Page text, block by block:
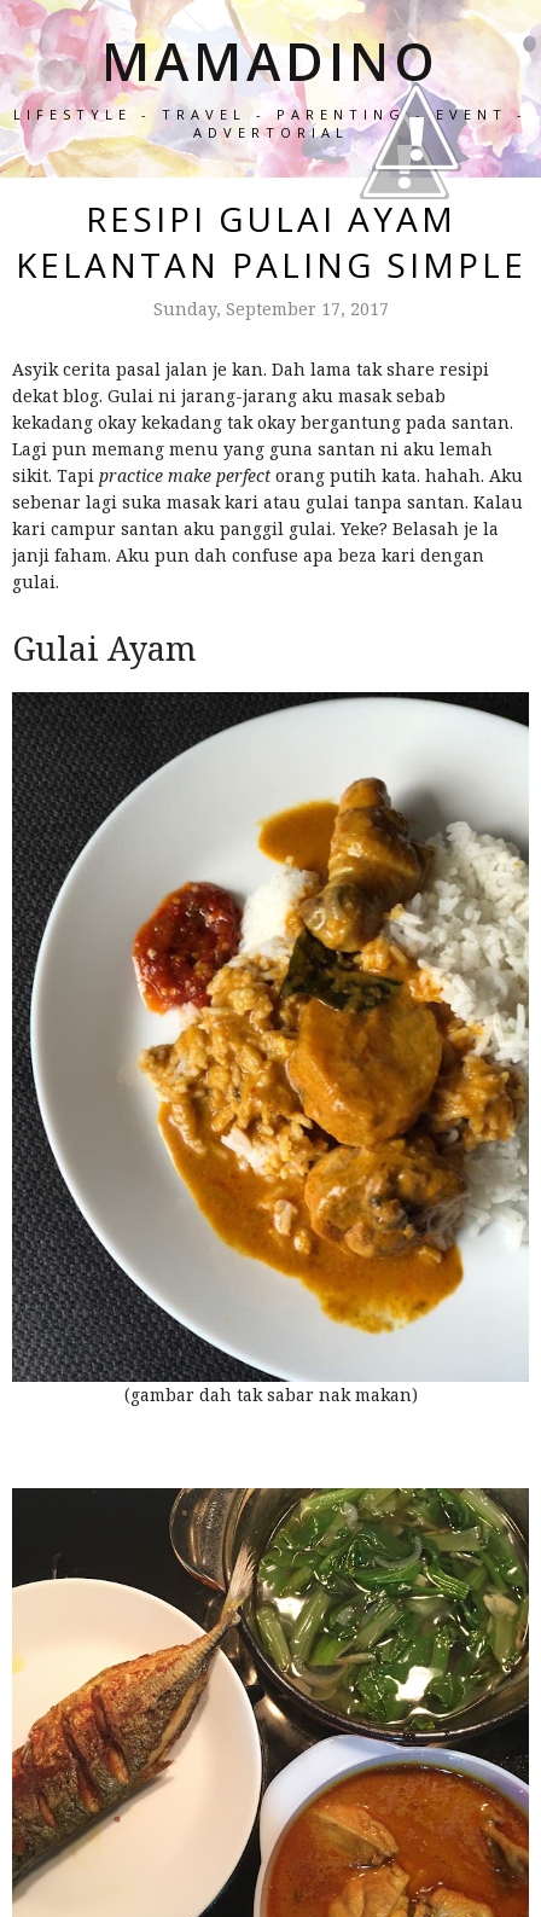
MAMADINO
LIFESTYLE - TRAVEL - PARENTING - EVENT -
ADVERTORIAL
RESIPI GULAI AYAM
KELANTAN PALING SIMPLE
Sunday, September 17, 2017
Asyik cerita pasal jalan je kan. Dah lama tak share resipi
dekat blog. Gulai ni jarang-jarang aku masak sebab
kekadang okay kekadang tak okay bergantung pada santan.
Lagi pun memang menu yang guna santan ni aku lemah
sikit. Tapi practice make perfect orang putih kata. hahah. Aku
sebenar lagi suka masak kari atau gulai tanpa santan. Kalau
kari campur santan aku panggil gulai. Yeke? Belasah je la
janji faham. Aku pun dah confuse apa beza kari dengan
gulai.
Gulai Ayam
(gambar dah tak sabar nak makan)